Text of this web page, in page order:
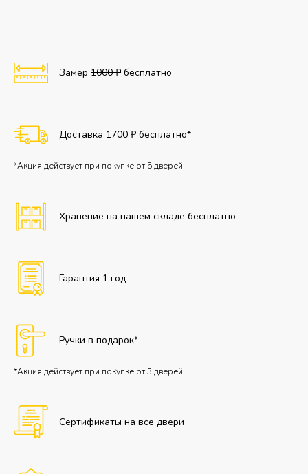
Замер 1000 ₽ бесплатно
Доставка 1700 ₽ бесплатно*
*Акция действует при покупке от 5 дверей
Хранение на нашем складе бесплатно
Гарантия 1 год
Ручки в подарок*
*Акция действует при покупке от 3 дверей
Сертификаты на все двери